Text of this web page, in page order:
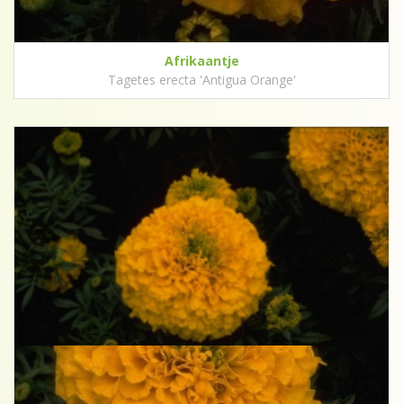
Afrikaantje
Tagetes erecta 'Antigua Orange'